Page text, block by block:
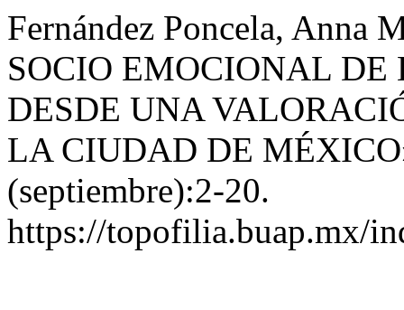
Fernández Poncela, Anna
SOCIO EMOCIONAL
DESDE UNA
LA CIUDAD DE
(septiembre):2-20.
https://topofilia.buap.mx/